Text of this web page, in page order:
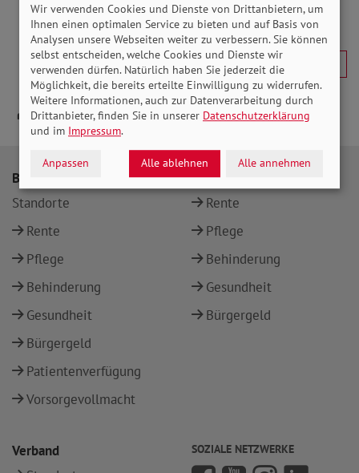
Beratung
Standorte
Rente
Pflege
Behinderung
Gesundheit
Bürgergeld
Patientenverfügung
Vorsorgevollmacht
Themen
Rente
Pflege
Behinderung
Gesundheit
Bürgergeld
Verband
SOZIALE NETZWERKE
Wir verwenden Cookies und Dienste von Drittanbietern, um
Ihnen einen optimalen Service zu bieten und auf Basis von
Analysen unsere Webseiten weiter zu verbessern. Sie können
selbst entscheiden, welche Cookies und Dienste wir
verwenden dürfen. Natürlich haben Sie jederzeit die
Möglichkeit, die bereits erteilte Einwilligung zu widerrufen.
Weitere Informationen, auch zur Datenverarbeitung durch
Drittanbieter, finden Sie in unserer Datenschutzerklärung
und im Impressum.
Anpassen Alle ablehnen Alle annehmen